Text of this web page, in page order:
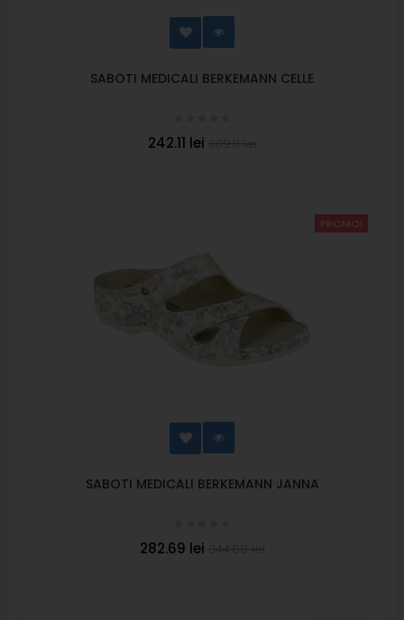
SABOTI MEDICALI BERKEMANN CELLE
242.11 lei
PROMO!
SABOTI MEDICALI BERKEMANN JANNA
282.69 lei